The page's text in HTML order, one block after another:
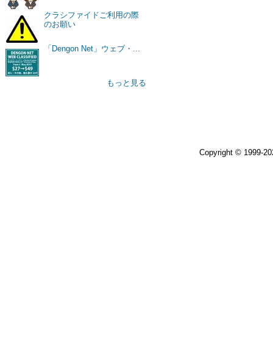
クラシファイドご利用の際
のお願い
「Dengon Net」ウェブ・...
もっと見る
Copyright © 1999-